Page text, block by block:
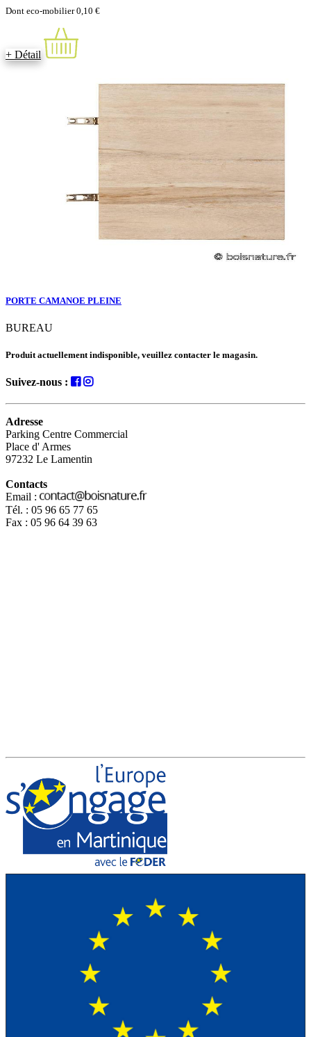
Dont eco-mobilier 0,10 €
+ Détail
PORTE CAMANOE PLEINE
BUREAU
Produit actuellement indisponible, veuillez contacter le magasin.
Suivez-nous :
Adresse
Parking Centre Commercial
Place d' Armes
97232 Le Lamentin
Contacts
Email :
Tél. : 05 96 65 77 65
Fax : 05 96 64 39 63